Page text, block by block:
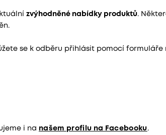
zvýhodněné nabídky produktů.
se k odběru přihlásit pomocí formuláře
i na našem profilu na Facebooku.